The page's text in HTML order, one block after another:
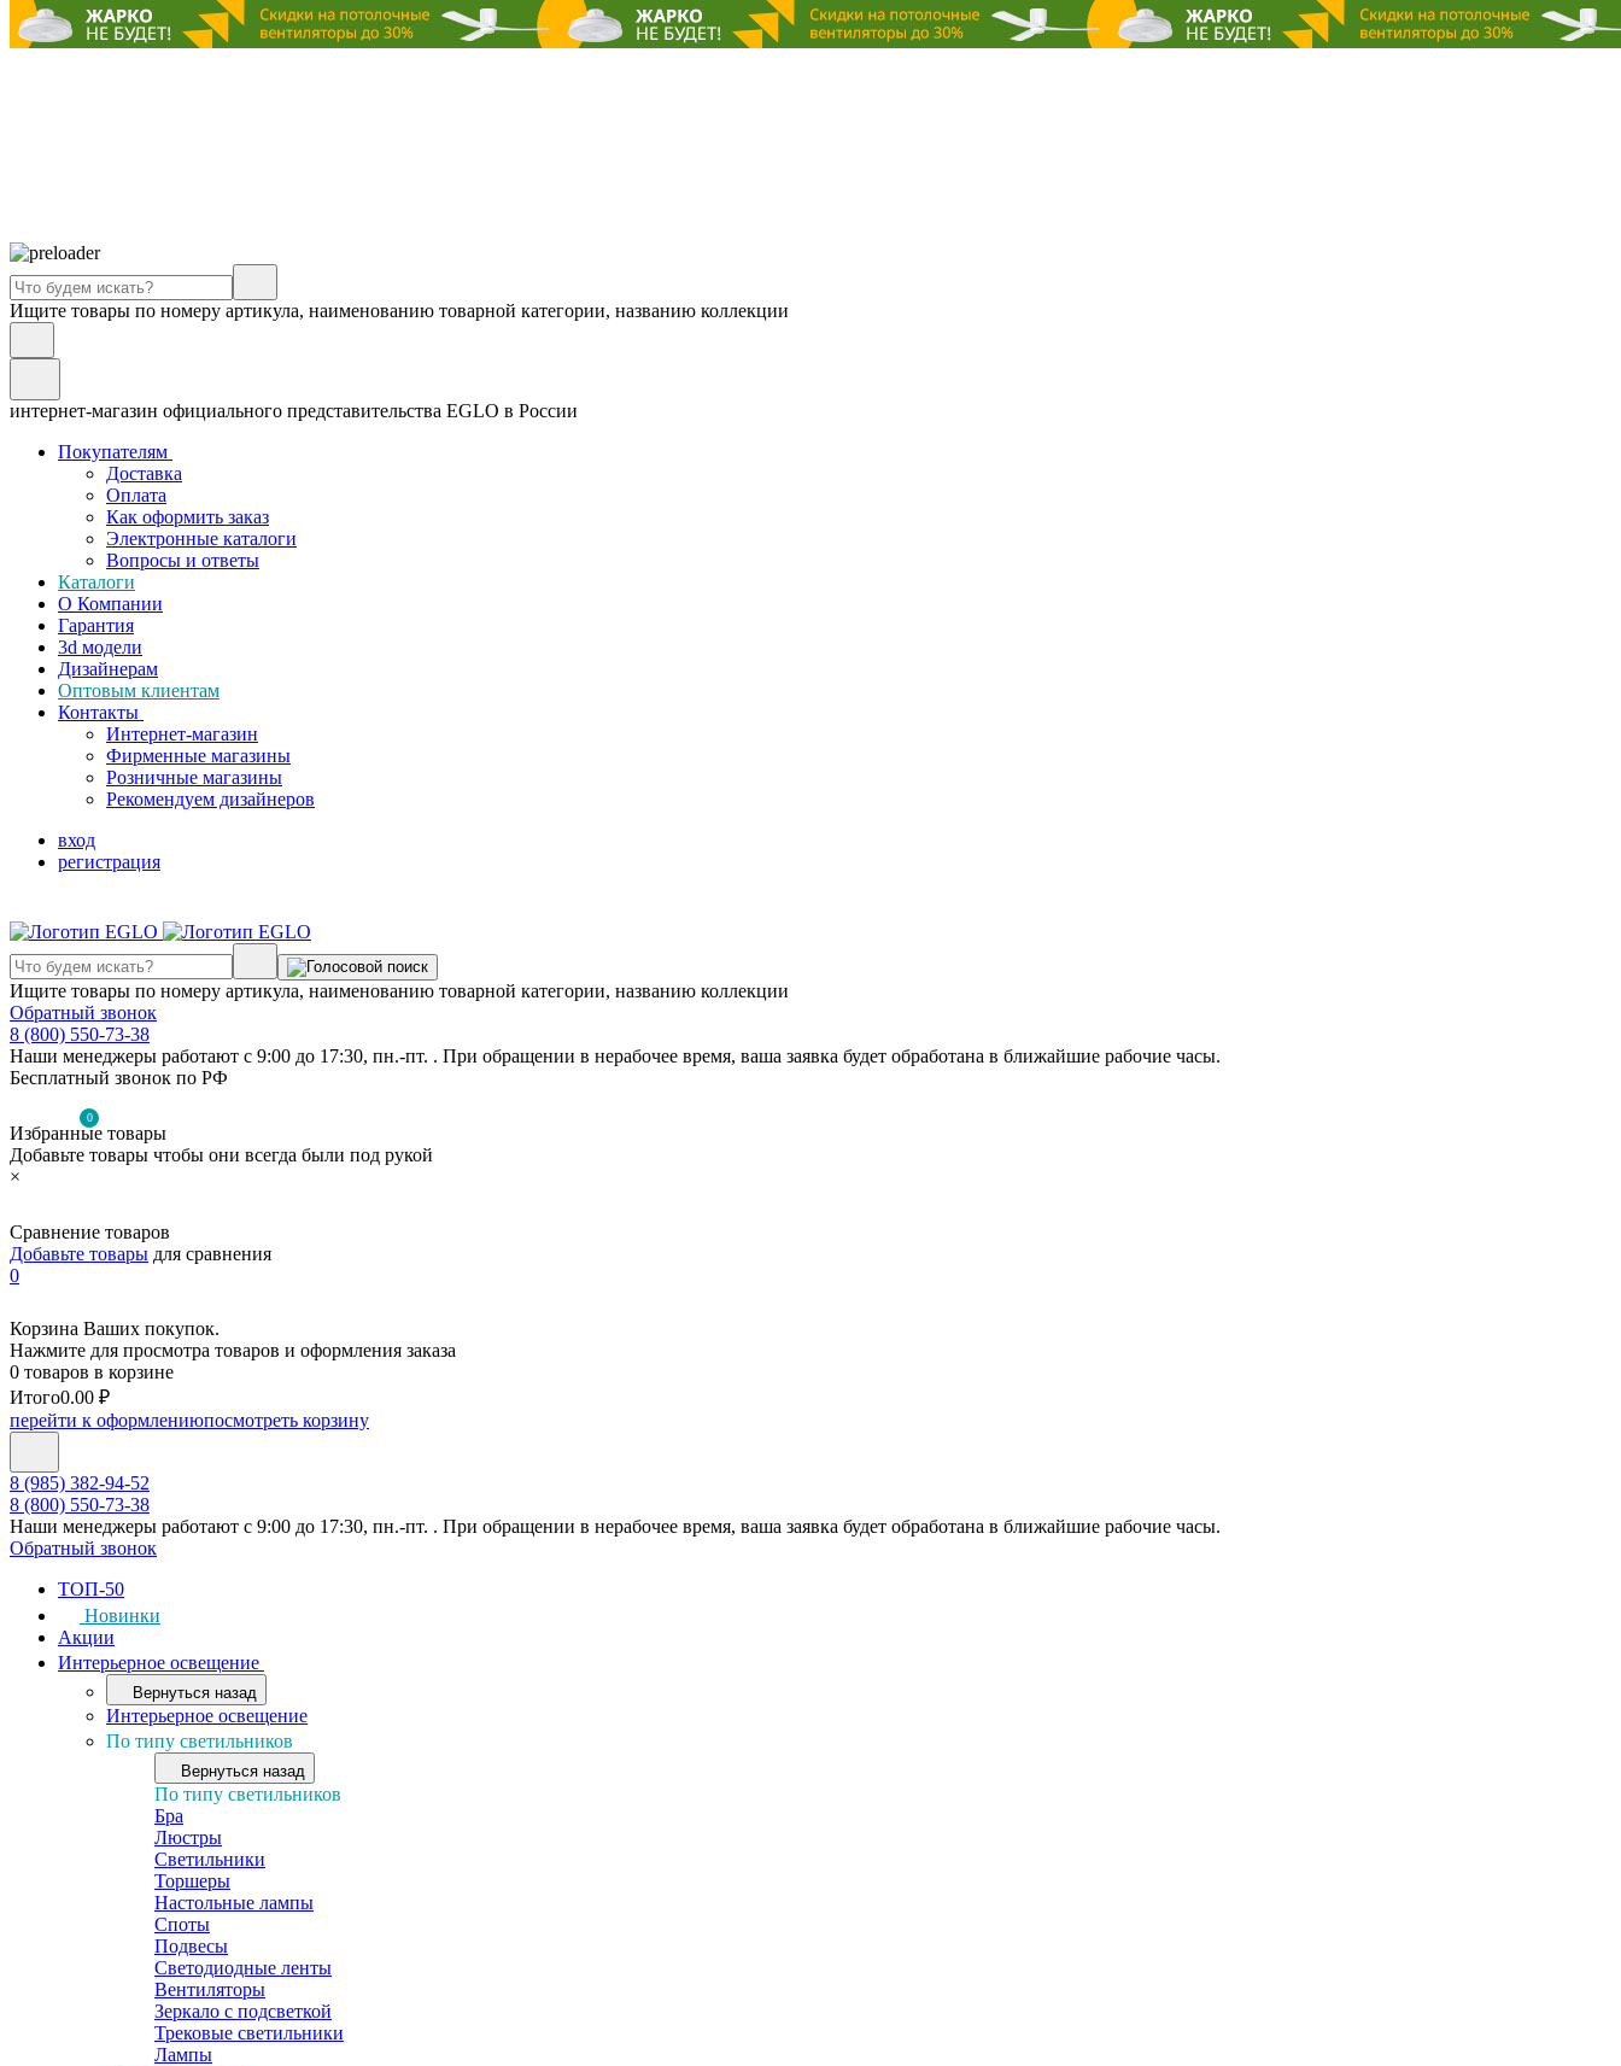
Ищите товары по номеру артикула, наименованию товарной категории, названию коллекции
интернет-магазин официального представительства EGLO в России
Покупателям
Доставка
Оплата
Как оформить заказ
Электронные каталоги
Вопросы и ответы
Каталоги
О Компании
Гарантия
3d модели
Дизайнерам
Оптовым клиентам
Контакты
Интернет-магазин
Фирменные магазины
Розничные магазины
Рекомендуем дизайнеров
вход
регистрация
Ищите товары по номеру артикула, наименованию товарной категории, названию коллекции
Обратный звонок
8 (800) 550-73-38
Наши менеджеры работают с 9:00 до 17:30, пн.-пт. . При обращении в нерабочее время, ваша заявка будет обработана в ближайшие рабочие часы.
Бесплатный звонок по РФ
0
Избранные товары
Добавьте товары чтобы они всегда были под рукой
×
Сравнение товаров
Добавьте товары для сравнения
0
Корзина Ваших покупок.
Нажмите для просмотра товаров и оформления заказа
0 товаров в корзине
Итого0.00 ₽
перейти к оформлениюпосмотреть корзину
8 (985) 382-94-52
8 (800) 550-73-38
Наши менеджеры работают с 9:00 до 17:30, пн.-пт. . При обращении в нерабочее время, ваша заявка будет обработана в ближайшие рабочие часы.
Обратный звонок
ТОП-50
Новинки
Акции
Интерьерное освещение
Вернуться назад
Интерьерное освещение
По типу светильников
Вернуться назад
По типу светильников
Бра
Люстры
Светильники
Торшеры
Настольные лампы
Споты
Подвесы
Светодиодные ленты
Вентиляторы
Зеркало с подсветкой
Трековые светильники
Лампы